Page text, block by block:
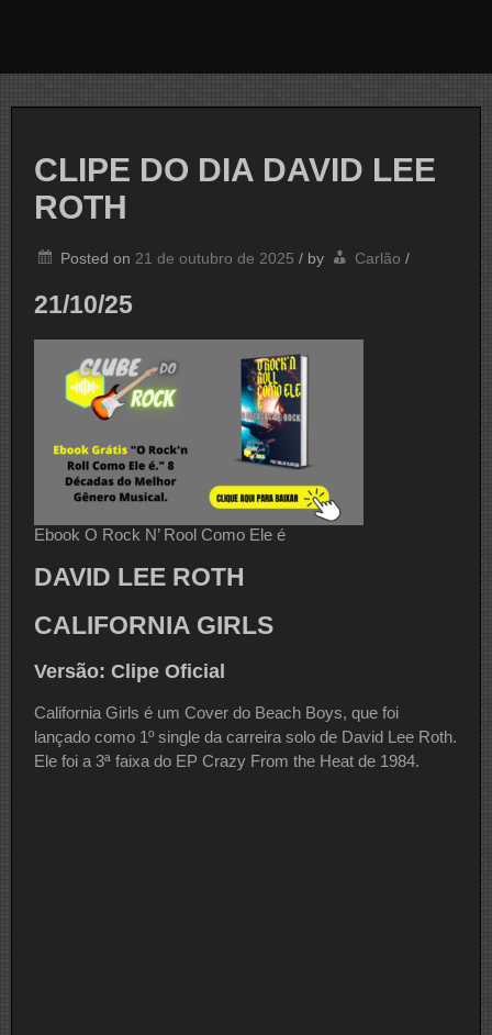
CLIPE DO DIA DAVID LEE
ROTH
Posted on 21 de outubro de 2025 / by Carlão /
21/10/25
Ebook O Rock N’ Rool Como Ele é
DAVID LEE ROTH
CALIFORNIA GIRLS
Versão: Clipe Oficial
California Girls é um Cover do Beach Boys, que foi
lançado como 1º single da carreira solo de David Lee Roth.
Ele foi a 3ª faixa do EP Crazy From the Heat de 1984.